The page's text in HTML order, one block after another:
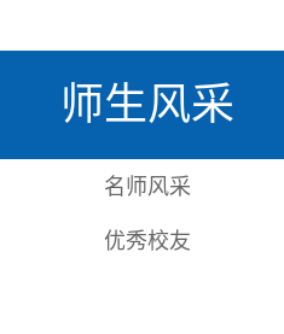
师生风采
名师风采
优秀校友